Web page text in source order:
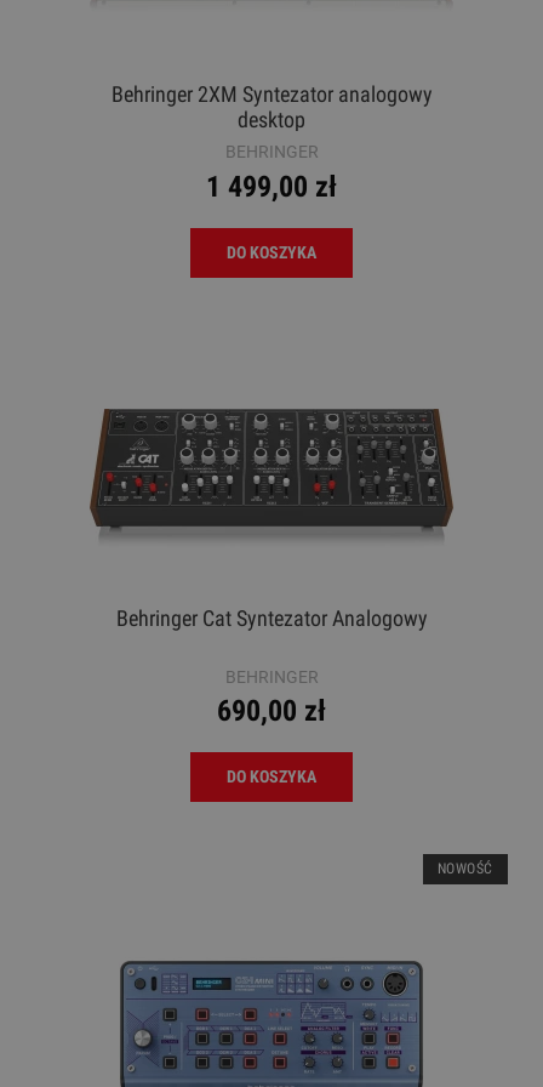
Behringer 2XM Syntezator analogowy
desktop
BEHRINGER
1 499,00 zł
DO KOSZYKA
Behringer Cat Syntezator Analogowy
BEHRINGER
690,00 zł
DO KOSZYKA
NOWOŚĆ